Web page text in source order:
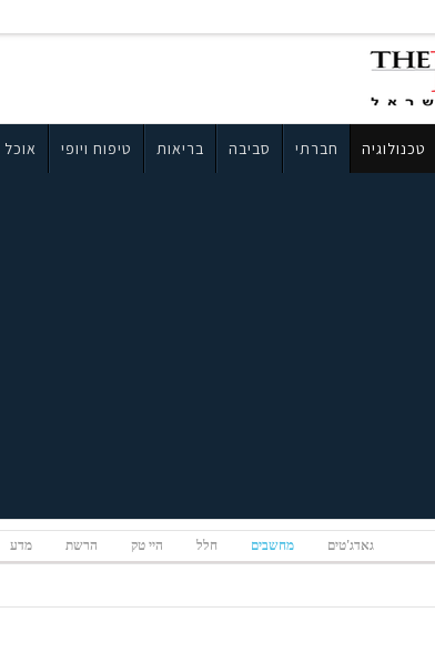
טכנולוגיה חברתי סביבה בריאות טיפוח ויופי אוכל
גאדג'טים מחשבים חלל היי טק הרשת מדע